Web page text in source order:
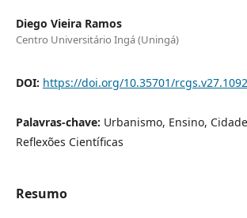
Diego Vieira Ramos
Centro Universitário Ingá (Uningá)
DOI: https://doi.org/10.35701/rcgs.v27.1092
Palavras-chave: Urbanismo, Ensino,
Reflexões Científicas
Resumo